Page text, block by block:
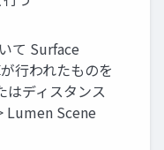
て Surface
行われたものを
はディスタンス
Lumen Scene